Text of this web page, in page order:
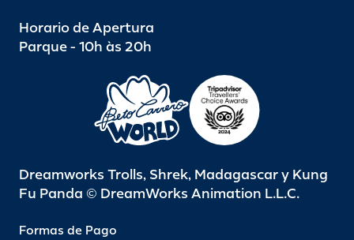
Horario de Apertura
Parque - 10h às 20h
Dreamworks Trolls, Shrek, Madagascar y Kung
Fu Panda © DreamWorks Animation L.L.C.
Formas de Pago